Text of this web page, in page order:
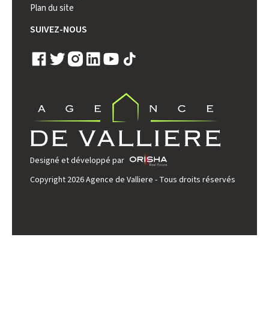
Plan du site
SUIVEZ-NOUS
Designé et développé par
Copyright 2026 Agence de Valliere - Tous droits réservés